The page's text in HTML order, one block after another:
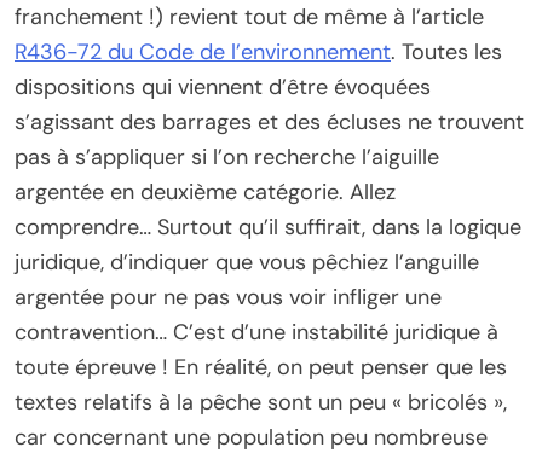
franchement !) revient tout de même à l’article
R436-72 du Code de l’environnement. Toutes les
dispositions qui viennent d’être évoquées
s’agissant des barrages et des écluses ne trouvent
pas à s’appliquer si l’on recherche l’aiguille
argentée en deuxième catégorie. Allez
comprendre… Surtout qu’il suffirait, dans la logique
juridique, d’indiquer que vous pêchiez l’anguille
argentée pour ne pas vous voir infliger une
contravention… C’est d’une instabilité juridique à
toute épreuve ! En réalité, on peut penser que les
textes relatifs à la pêche sont un peu « bricolés »,
car concernant une population peu nombreuse